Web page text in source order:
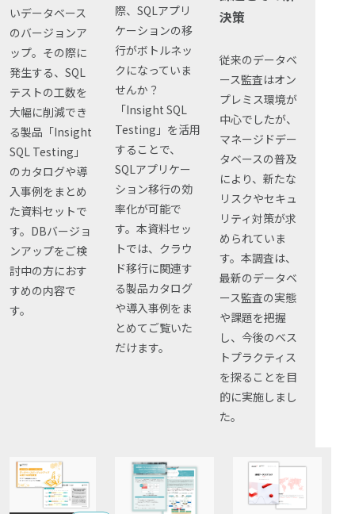
いデータベース
のバージョンア
ップ。その際に
発生する、SQL
テストの工数を
大幅に削減でき
る製品「Insight
SQL Testing」
のカタログや導
入事例をまとめ
た資料セットで
す。DBバージョ
ンアップをご検
討中の方におす
すめの内容で
す。
際、SQLアプリ
ケーションの移
行がボトルネッ
クになっていま
せんか？
「Insight SQL
Testing」を活用
することで、
SQLアプリケー
ション移行の効
率化が可能で
す。本資料セッ
トでは、クラウ
ド移行に関連す
る製品カタログ
や導入事例をま
とめてご覧いた
だけます。
決策
従来のデータベ
ース監査はオン
プレミス環境が
中心でしたが、
マネージドデー
タベースの普及
により、新たな
リスクやセキュ
リティ対策が求
められていま
す。本調査は、
最新のデータベ
ース監査の実態
や課題を把握
し、今後のベス
トプラクティス
を探ることを目
的に実施しまし
た。